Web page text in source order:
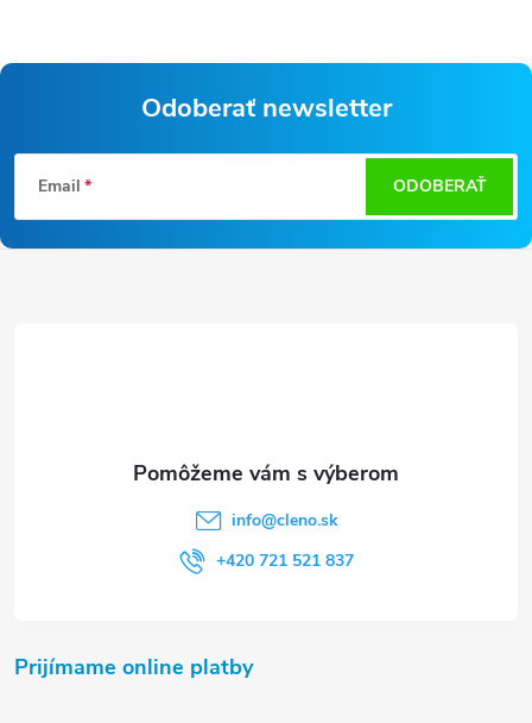
Z
á
p
Odoberať newsletter
Email ODOBERAŤ
info@cleno.sk
+420 721 521 837
Prijímame online platby